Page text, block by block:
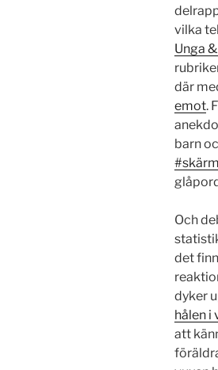
vilka
Unga
där
emot.
barn
Och
det
dyker
hålen i
att